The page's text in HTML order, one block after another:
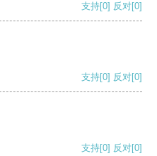
支持[0] 反对[0]
支持[0] 反对[0]
支持[0] 反对[0]